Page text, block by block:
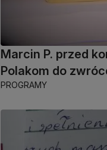
Marcin P. przed
Polakom do
PROGRAMY